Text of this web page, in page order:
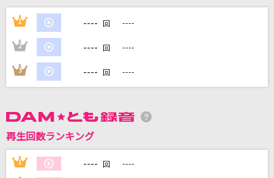
DAMの新曲・ランキングなど
カラオケをもっと楽しもう！
1 ---- 回 ----
2 ---- 回 ----
3 ---- 回 ----
再生回数ランキング
1 ---- 回 ----